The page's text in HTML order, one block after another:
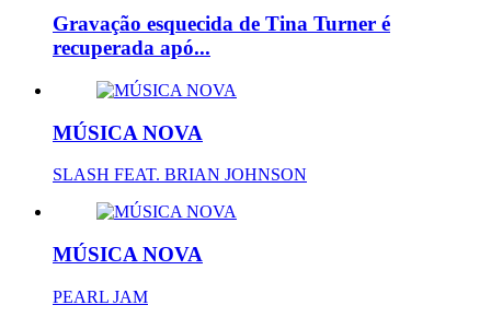
Gravação esquecida de Tina Turner é
recuperada apó...
MÚSICA NOVA
SLASH FEAT. BRIAN JOHNSON
MÚSICA NOVA
PEARL JAM